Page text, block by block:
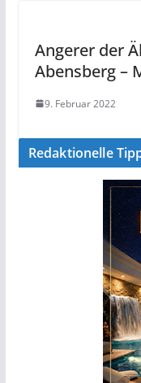
Angerer der
Abensberg –
9. Februar 2022
Redaktionelle